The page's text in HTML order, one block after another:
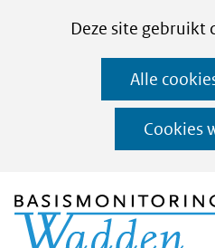
CookiesDeze site gebruikt
op
deze
Alle
Cookies